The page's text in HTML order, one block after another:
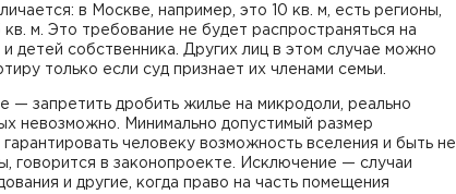
в Москве, например, это 10 кв. м, есть регионы,
кв. м. Это требование не будет распространяться на
и детей собственника. Других лиц в этом случае можно
только если суд признает их членами семьи.
— запретить дробить жилье на микродоли, реально
невозможно. Минимально допустимый размер
человеку возможность вселения и быть не
говорится в законопроекте. Исключение — случаи
и другие, когда право на часть помещения